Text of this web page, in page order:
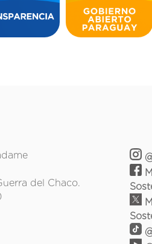
del Chaco.